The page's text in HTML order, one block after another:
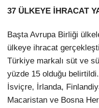
37 ÜLKEYE İHRACAT
Başta Avrupa Birliği
ülkeye ihracat
Türkiye markalı süt ve
yüzde 15 olduğu
İsviçre, İrlanda,
Macaristan ve Bosna